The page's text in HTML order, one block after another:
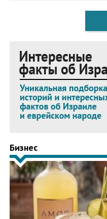
Бизнес